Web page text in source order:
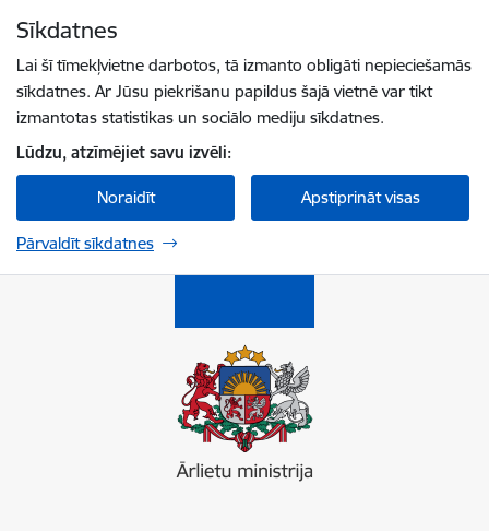
Sīkdatnes
Lai šī tīmekļvietne darbotos, tā izmanto obligāti nepieciešamās
sīkdatnes. Ar Jūsu piekrišanu papildus šajā vietnē var tikt
izmantotas statistikas un sociālo mediju sīkdatnes.
Lūdzu, atzīmējiet savu izvēli:
Noraidīt Apstiprināt visas
Pārvaldīt sīkdatnes